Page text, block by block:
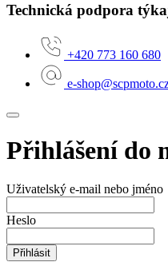
Technická podpora
+420 773 160 680
e-
Přihlášení do
Uživatelský e-mail nebo jméno
Heslo
Přihlásit